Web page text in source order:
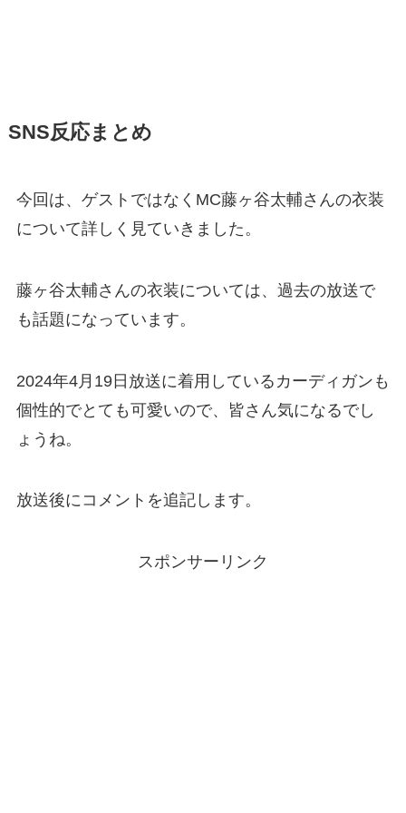
SNS反応まとめ
今回は、ゲストではなくMC藤ヶ谷太輔さんの衣装
について詳しく見ていきました。
藤ヶ谷太輔さんの衣装については、過去の放送で
も話題になっています。
2024年4月19日放送に着用しているカーディガンも
個性的でとても可愛いので、皆さん気になるでし
ょうね。
放送後にコメントを追記します。
スポンサーリンク